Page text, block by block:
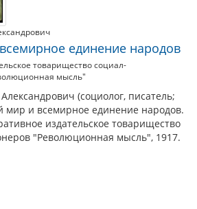
единение народов
товарищество социал-
мысль"
(социолог, писатель;
мир и всемирное единение народов.
издательское товарищество
"Революционная мысль", 1917.